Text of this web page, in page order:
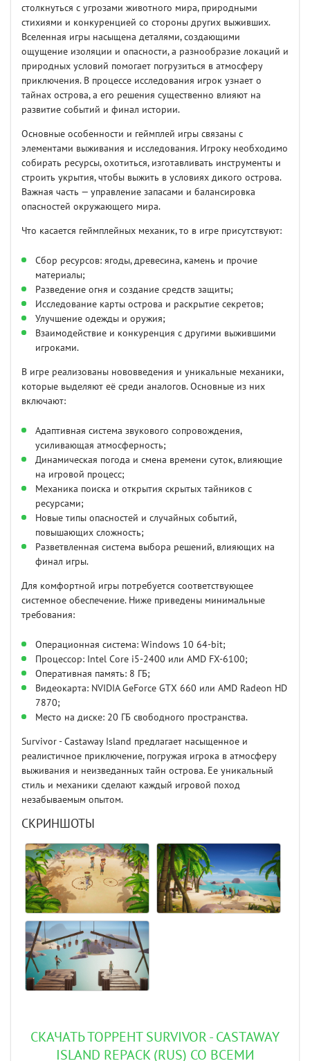
столкнуться с угрозами животного мира, природными
стихиями и конкуренцией со стороны других выживших.
Вселенная игры насыщена деталями, создающими
ощущение изоляции и опасности, а разнообразие локаций и
природных условий помогает погрузиться в атмосферу
приключения. В процессе исследования игрок узнает о
тайнах острова, а его решения существенно влияют на
развитие событий и финал истории.
Основные особенности и геймплей игры связаны с
элементами выживания и исследования. Игроку необходимо
собирать ресурсы, охотиться, изготавливать инструменты и
строить укрытия, чтобы выжить в условиях дикого острова.
Важная часть — управление запасами и балансировка
опасностей окружающего мира.
Что касается геймплейных механик, то в игре присутствуют:
Сбор ресурсов: ягоды, древесина, камень и прочие
материалы;
Разведение огня и создание средств защиты;
Исследование карты острова и раскрытие секретов;
Улучшение одежды и оружия;
Взаимодействие и конкуренция с другими выжившими
игроками.
В игре реализованы нововведения и уникальные механики,
которые выделяют её среди аналогов. Основные из них
включают:
Адаптивная система звукового сопровождения,
усиливающая атмосферность;
Динамическая погода и смена времени суток, влияющие
на игровой процесс;
Механика поиска и открытия скрытых тайников с
ресурсами;
Новые типы опасностей и случайных событий,
повышающих сложность;
Разветвленная система выбора решений, влияющих на
финал игры.
Для комфортной игры потребуется соответствующее
системное обеспечение. Ниже приведены минимальные
требования:
Операционная система: Windows 10 64-bit;
Процессор: Intel Core i5-2400 или AMD FX-6100;
Оперативная память: 8 ГБ;
Видеокарта: NVIDIA GeForce GTX 660 или AMD Radeon HD
7870;
Место на диске: 20 ГБ свободного пространства.
Survivor - Castaway Island предлагает насыщенное и
реалистичное приключение, погружая игрока в атмосферу
выживания и неизведанных тайн острова. Ее уникальный
стиль и механики сделают каждый игровой поход
незабываемым опытом.
СКРИНШОТЫ
СКАЧАТЬ ТОРРЕНТ SURVIVOR - CASTAWAY
ISLAND REPACK (RUS) СО ВСЕМИ